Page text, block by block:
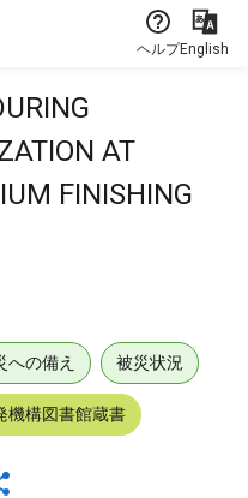
ヘルプEnglish
AT
FINISHING
への備え 被災状況
機構図書館蔵書